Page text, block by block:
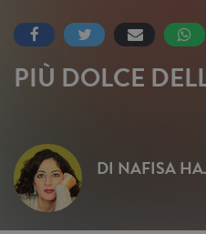
PIÙ DOLCE
DI NAFISA